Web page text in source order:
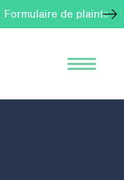
Formulaire de plainte